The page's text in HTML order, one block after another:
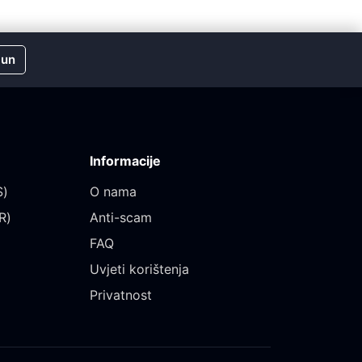
Informacije
O nama
Anti-scam
FAQ
Uvjeti korištenja
Privatnost